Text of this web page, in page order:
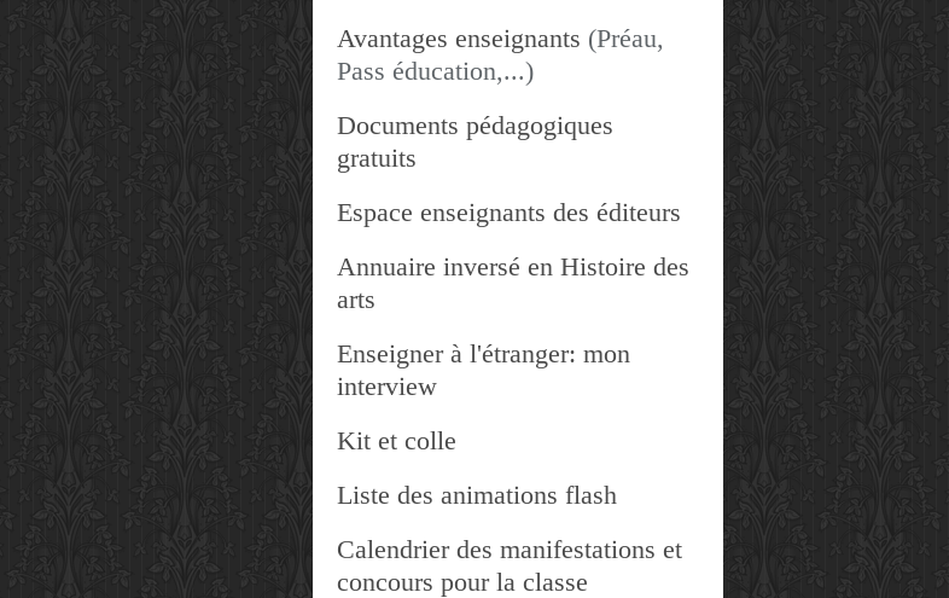
Avantages enseignants (Préau,
Pass éducation,...)
Documents pédagogiques
gratuits
Espace enseignants des éditeurs
Annuaire inversé en Histoire des
arts
Enseigner à l'étranger: mon
interview
Kit et colle
Liste des animations flash
Calendrier des manifestations et
concours pour la classe